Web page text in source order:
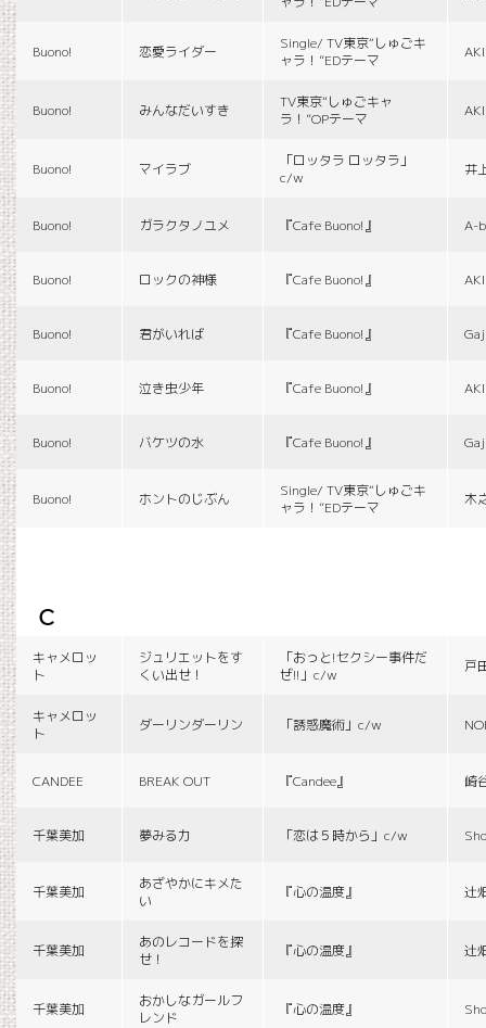
Buono! 恋愛ライダー
Single/ TV東京“しゅごキ
ャラ！”EDテーマ
Buono! みんなだいすき
TV東京“しゅごキャ
ラ！”OPテーマ
Buono! マイラブ
「ロッタラ ロッタラ」
c/w
井
Buono! ガラクタノユメ 『Cafe Buono!』 A-
Buono! ロックの神様 『Cafe Buono!』
Buono! 君がいれば 『Cafe Buono!』
Buono! 泣き虫少年 『Cafe Buono!』
Buono! バケツの水 『Cafe Buono!』
Buono! ホントのじぶん
Single/ TV東京“しゅごキ
ャラ！”EDテーマ
木
c
キャメロッ
ト
ジュリエットをす
くい出せ！
「おっと!セクシー事件だ
ぜ!!」c/w
戸
キャメロッ
ト
ダーリンダーリン 「誘惑魔術」c/w
CANDEE BREAK OUT 『Candee』 崎
千葉美加 夢みる力 「恋は５時から」c/w
千葉美加
あざやかにキメた
い
『心の温度』 辻
千葉美加
あのレコードを探
せ！
『心の温度』 辻
千葉美加
おかしなガールフ
レンド
『心の温度』